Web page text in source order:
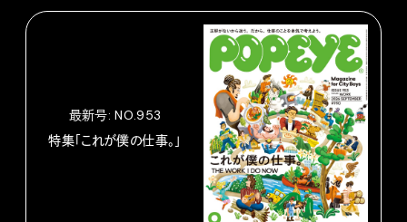
最新号: NO.953
特集「これが僕の仕事。」